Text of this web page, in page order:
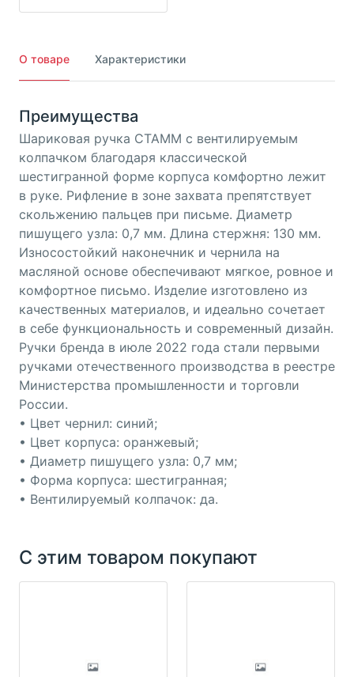
О товаре Характеристики
Преимущества
Шариковая ручка СТАММ с вентилируемым
колпачком благодаря классической
шестигранной форме корпуса комфортно лежит
в руке. Рифление в зоне захвата препятствует
скольжению пальцев при письме. Диаметр
пишущего узла: 0,7 мм. Длина стержня: 130 мм.
Износостойкий наконечник и чернила на
масляной основе обеспечивают мягкое, ровное и
комфортное письмо. Изделие изготовлено из
качественных материалов, и идеально сочетает
в себе функциональность и современный дизайн.
Ручки бренда в июле 2022 года стали первыми
ручками отечественного производства в реестре
Министерства промышленности и торговли
России.
• Цвет чернил: синий;
• Цвет корпуса: оранжевый;
• Диаметр пишущего узла: 0,7 мм;
• Форма корпуса: шестигранная;
• Вентилируемый колпачок: да.
С этим товаром покупают